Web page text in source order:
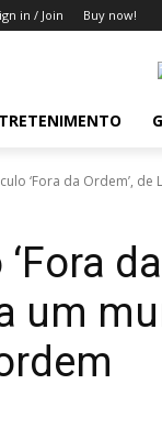
in / Join Buy now!
‘Fora da Ordem’,
um